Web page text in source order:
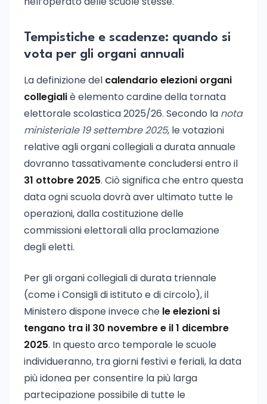
Tempistiche e scadenze: quando si
vota per gli organi annuali
La definizione del calendario elezioni organi
collegialiè elemento cardine della tornata
elettorale scolastica 2025/26. Secondo la nota
ministeriale 19 settembre 2025, le votazioni
relative agli organi collegiali a durata annuale
dovranno tassativamente concludersi entro il
31 ottobre 2025. Ciò significa che entro questa
data ogni scuola dovrà aver ultimato tutte le
operazioni, dalla costituzione delle
commissioni elettorali alla proclamazione
degli eletti.
Per gli organi collegiali di durata triennale
(come i Consigli di istituto e di circolo), il
Ministero dispone invece che le elezioni si
tengano tra il 30 novembre e il 1 dicembre
2025. In questo arco temporale le scuole
individueranno, tra giorni festivi e feriali, la data
più idonea per consentire la più larga
partecipazione possibile di tutte le